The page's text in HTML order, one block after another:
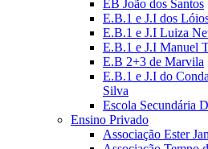
EB João dos Santos
E.B.1 e J.I dos
E.B.1 e J.I Luiza
E.B.1 e J.I Manuel
E.B 2+3 de Marvila
E.B.1 e J.I do
Silva
Escola Secundária
Ensino Privado
Associação Ester